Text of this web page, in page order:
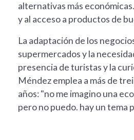
alternativas más
y al acceso a productos de
La adaptación de los
supermercados y la
presencia de turistas y la
Méndez emplea a más de
años: "no me imagino una
pero no puedo. hay un tema